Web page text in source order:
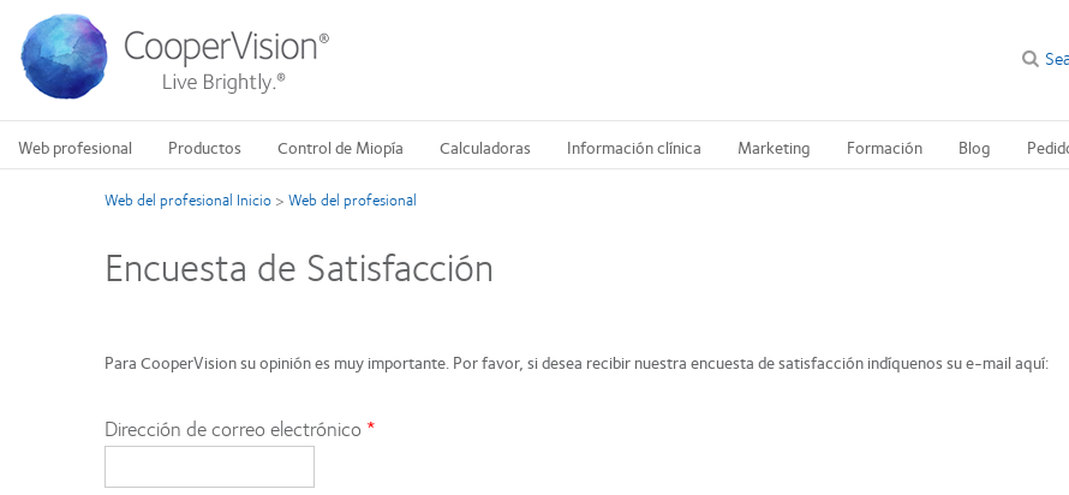
contenido
principal
Web profesional Productos Control de Miopía Calculadoras Información clínica Marketing Formación Blog
Web del profesional Inicio > Web del profesional
Encuesta de Satisfacción
Para CooperVision su opinión es muy importante. Por favor, si desea recibir nuestra encuesta de satisfacción indíquenos su e-mail aquí:
Dirección de correo electrónico